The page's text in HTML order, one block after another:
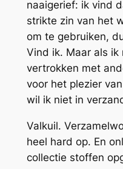
naaigerief: ik vind
strikte zin van het
om te gebruiken,
Vind ik. Maar als
vertrokken met
voor het plezier
wil ik niet in
Valkuil.
heel hard op. En
collectie stoffen